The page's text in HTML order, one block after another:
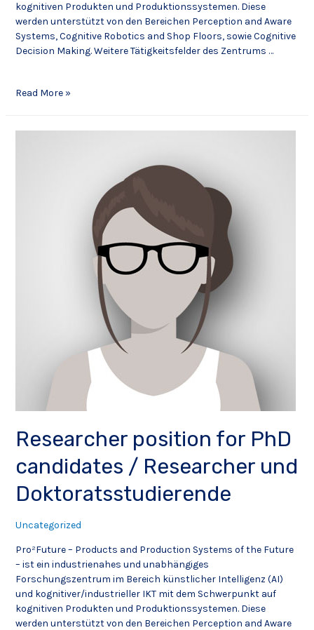
kognitiven Produkten und Produktionssystemen. Diese
werden unterstützt von den Bereichen Perception and Aware
Systems, Cognitive Robotics and Shop Floors, sowie Cognitive
Decision Making. Weitere Tätigkeitsfelder des Zentrums …
Read More »
Researcher position for PhD
candidates / Researcher und
Doktoratsstudierende
Uncategorized
Pro²Future – Products and Production Systems of the Future
– ist ein industrienahes und unabhängiges
Forschungszentrum im Bereich künstlicher Intelligenz (AI)
und kognitiver/industrieller IKT mit dem Schwerpunkt auf
kognitiven Produkten und Produktionssystemen. Diese
werden unterstützt von den Bereichen Perception and Aware